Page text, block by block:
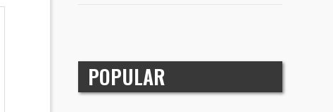
POPULAR